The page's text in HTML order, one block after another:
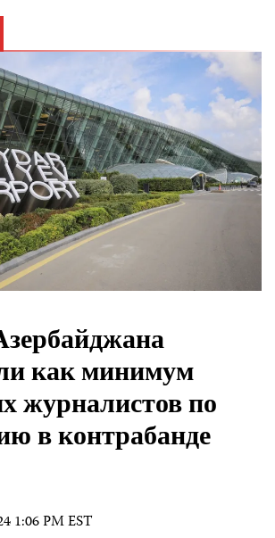
как минимум
журналистов по
в контрабанде
1:06 PM EST